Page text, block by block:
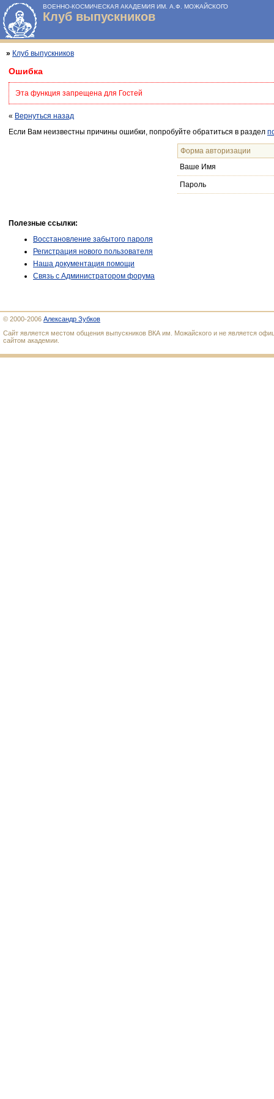
ВОЕННО-КОСМИЧЕСКАЯ АКАДЕМИЯ ИМ. А.Ф. МОЖАЙСКОГО
Клуб выпускников
» Клуб выпускников
Ошибка
Эта функция запрещена для Гостей
« Вернуться назад
Если Вам неизвестны причины ошибки, попробуйте обратиться в раздел
Форма авторизации
Ваше Имя
Пароль
Полезные ссылки:
Восстановление забытого пароля
Регистрация нового пользователя
Наша документация помощи
Связь с Администратором форума
© 2000-2006 Александр Зубков
Сайт является местом общения выпускников ВКА им. Можайского и не является
сайтом академии.